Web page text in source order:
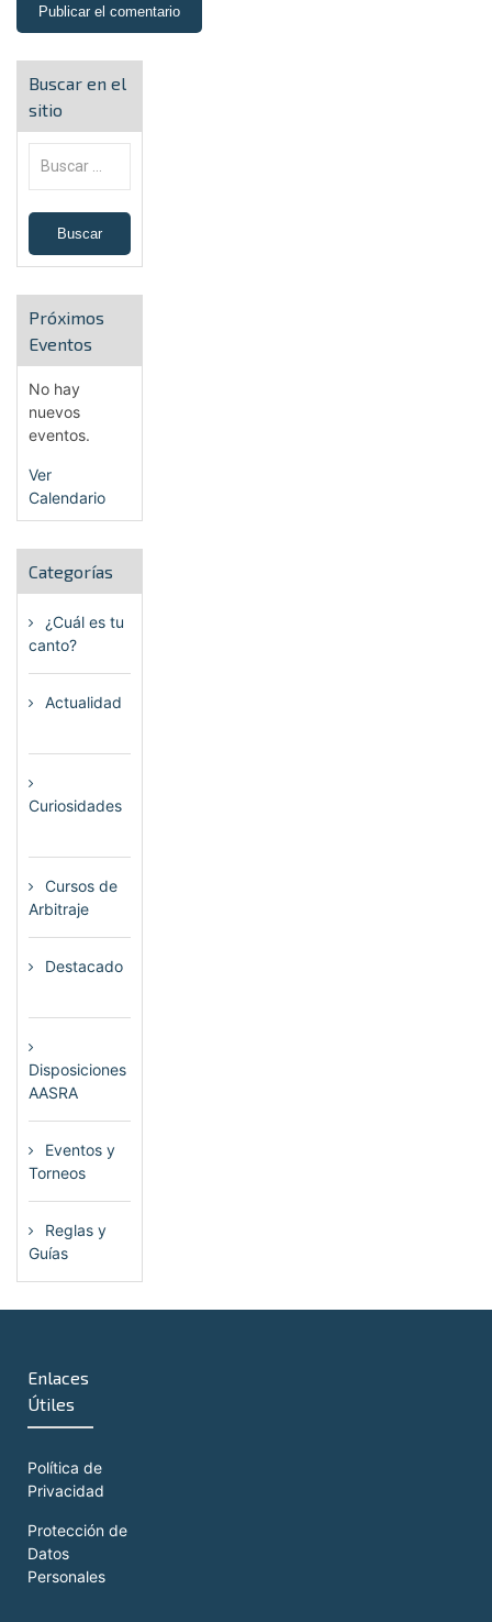
Buscar en el
sitio
Próximos
Eventos
No hay
nuevos
eventos.
Ver
Calendario
Categorías
¿Cuál es tu
canto?
Actualidad
Curiosidades
Cursos de
Arbitraje
Destacado
Disposiciones
AASRA
Eventos y
Torneos
Reglas y
Guías
Enlaces
Útiles
Política de
Privacidad
Protección de
Datos
Personales